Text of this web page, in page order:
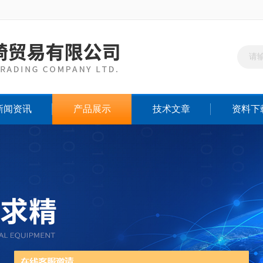
闻资讯 产品展示 技术文章 资料下